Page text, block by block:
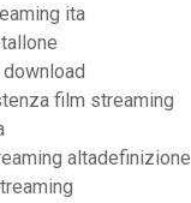
ita
film streaming
altadefinizione